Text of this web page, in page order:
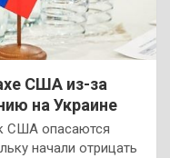
США из-за
на Украине
США опасаются
начали отрицать